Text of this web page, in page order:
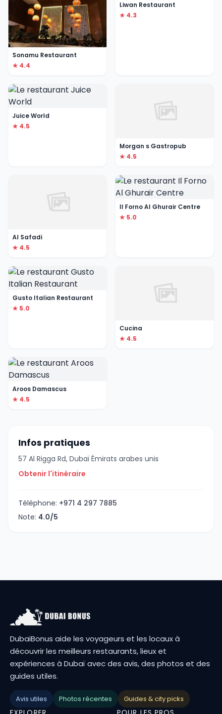
Sonamu Restaurant
★ 4.4
Liwan Restaurant
★ 4.3
Juice World
★ 4.5
Morgan s Gastropub
★ 4.5
Al Safadi
★ 4.5
Il Forno Al Ghurair Centre
★ 5.0
Gusto Italian Restaurant
★ 5.0
Cucina
★ 4.5
Aroos Damascus
★ 4.5
Infos pratiques
57 Al Rigga Rd, Dubaï Émirats arabes unis
Obtenir l'itinéraire
Téléphone: +971 4 297 7885
Note: 4.0/5
DubaiBonus aide les voyageurs et les locaux à
découvrir les meilleurs restaurants, lieux et
expériences à Dubaï avec des avis, des photos et des
guides utiles.
Avis utiles Photos récentes Guides & city picks